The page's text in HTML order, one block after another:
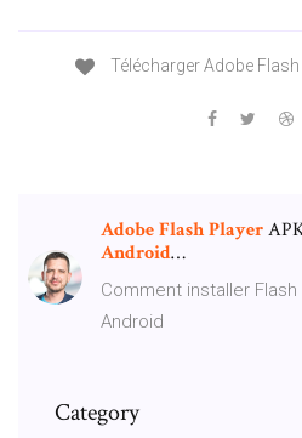
Télécharger Adobe
AdobeFlashPlayer
Android…
Comment installer
Android
Category